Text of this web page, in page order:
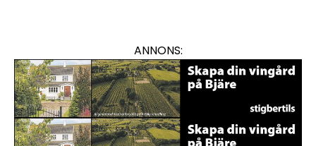
ANNONS:
En annons för viner med